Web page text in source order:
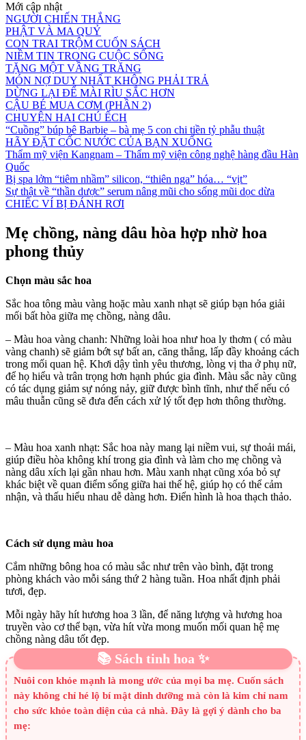
Mới cập nhật
NGƯỜI CHIẾN THẮNG
PHẬT VÀ MA QUỶ
CON TRAI TRỘM CUỐN SÁCH
NIỀM TIN TRONG CUỘC SỐNG
TẶNG MỘT VẦNG TRĂNG
MÓN NỢ DUY NHẤT KHÔNG PHẢI TRẢ
DỪNG LẠI ĐỂ MÀI RÌU SẮC HƠN
CẬU BÉ MUA CƠM (PHẦN 2)
CHUYỆN HAI CHÚ ẾCH
“Cuồng” búp bê Barbie – bà mẹ 5 con chi tiền tỷ phẫu thuật
HÃY ĐẶT CỐC NƯỚC CỦA BẠN XUỐNG
Thẩm mỹ viện Kangnam – Thẩm mỹ viện công nghệ hàng đầu Hàn
Quốc
Bị spa lởm “tiêm nhầm” silicon, “thiên nga” hóa… “vịt”
Sự thật về “thần dược” serum nâng mũi cho sống mũi dọc dừa
CHIẾC VÍ BỊ ĐÁNH RƠI
Mẹ chồng, nàng dâu hòa hợp nhờ hoa
phong thủy
Chọn màu sắc hoa
Sắc hoa tông màu vàng hoặc màu xanh nhạt sẽ giúp bạn hóa giải
mối bất hòa giữa mẹ chồng, nàng dâu.
– Màu hoa vàng chanh: Những loài hoa như hoa ly thơm ( có màu
vàng chanh) sẽ giảm bớt sự bất an, căng thẳng, lấp đầy khoảng cách
trong mối quan hệ. Khơi dậy tình yêu thương, lòng vị tha ở phụ nữ,
để họ hiểu và trân trọng hơn hạnh phúc gia đình. Màu sắc này cũng
có tác dụng giảm sự nóng nảy, giữ được bình tĩnh, như thế nếu có
mâu thuẫn cũng sẽ đưa đến cách xử lý tốt đẹp hơn thông thường.
– Màu hoa xanh nhạt: Sắc hoa này mang lại niềm vui, sự thoải mái,
giúp điều hòa không khí trong gia đình và làm cho mẹ chồng và
nàng dâu xích lại gần nhau hơn. Màu xanh nhạt cũng xóa bỏ sự
khác biệt về quan điểm sống giữa hai thế hệ, giúp họ có thể cảm
nhận, và thấu hiểu nhau dễ dàng hơn. Điển hình là hoa thạch thảo.
Cách sử dụng màu hoa
Cắm những bông hoa có màu sắc như trên vào bình, đặt trong
phòng khách vào mỗi sáng thứ 2 hàng tuần. Hoa nhất định phải
tươi, đẹp.
Mỗi ngày hãy hít hương hoa 3 lần, để năng lượng và hương hoa
truyền vào cơ thể bạn, vừa hít vừa mong muốn mối quan hệ mẹ
chồng nàng dâu tốt đẹp.
📚 Sách tinh hoa ✨
Nuôi con khỏe mạnh là mong ước của mọi ba mẹ. Cuốn sách
này không chỉ hé lộ bí mật dinh dưỡng mà còn là kim chỉ nam
cho sức khỏe toàn diện của cả nhà. Đây là gợi ý dành cho ba
mẹ: